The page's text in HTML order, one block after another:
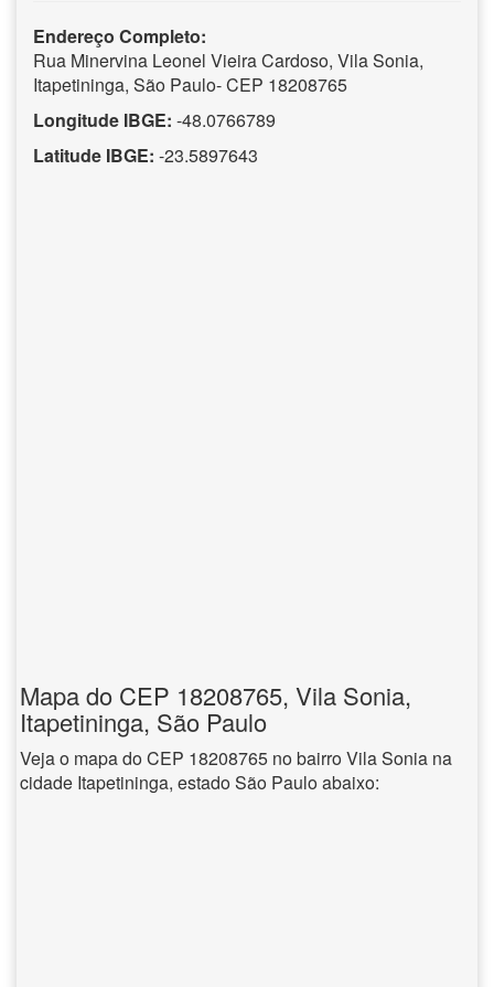
Endereço Completo:
Rua Minervina Leonel Vieira Cardoso, Vila Sonia,
Itapetininga, São Paulo- CEP 18208765
Longitude IBGE: -48.0766789
Latitude IBGE: -23.5897643
Mapa do CEP 18208765, Vila Sonia,
Itapetininga, São Paulo
Veja o mapa do CEP 18208765 no bairro Vila Sonia na
cidade Itapetininga, estado São Paulo abaixo: